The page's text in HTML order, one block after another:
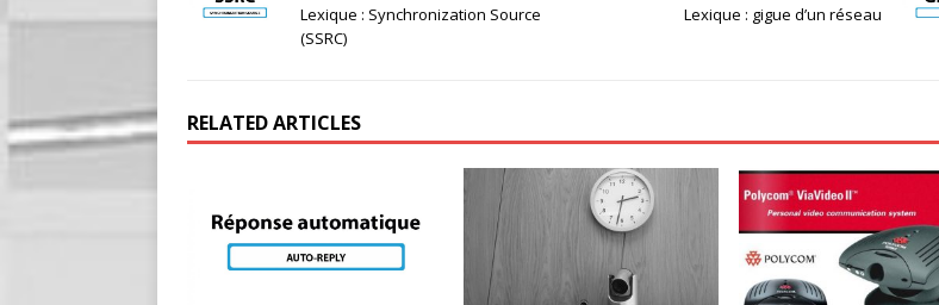
Lexique : Synchronization Source
(SSRC)
Lexique : gigue d’un réseau
RELATED ARTICLES